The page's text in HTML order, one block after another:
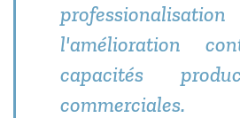
l'amélioration
capacités
commerciales.